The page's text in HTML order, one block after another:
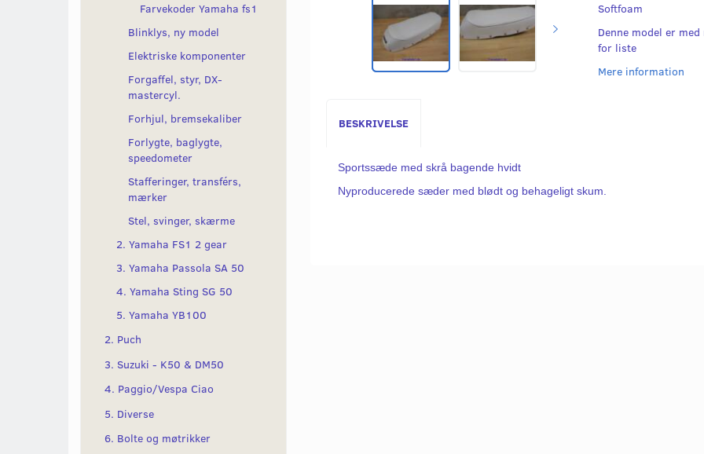
Farvekoder Yamaha fs1
Blinklys, ny model
Elektriske komponenter
Forgaffel, styr, DX-
mastercyl.
Forhjul, bremsekaliber
Forlygte, baglygte,
speedometer
Stafferinger, transférs,
mærker
Stel, svinger, skærme
2. Yamaha FS1 2 gear
3. Yamaha Passola SA 50
4. Yamaha Sting SG 50
5. Yamaha YB100
2. Puch
3. Suzuki - K50 & DM50
4. Paggio/Vespa Ciao
5. Diverse
6. Bolte og møtrikker
Softfoam
Denne model er
for liste
Mere information
BESKRIVELSE
Sportssæde med skrå bagende hvidt
Nyproducerede sæder med blødt og behageligt skum.